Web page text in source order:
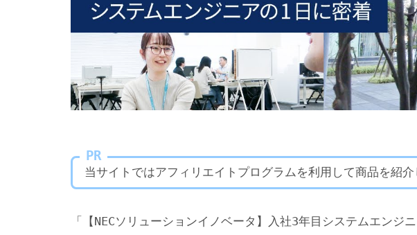
PR
当サイトではアフィリエイトプログラムを利用して商品を紹介
「【NECソリューションイノベータ】入社3年目システムエンジ